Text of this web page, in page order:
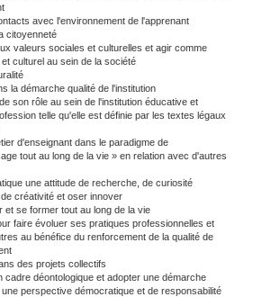
avec l'environnement de l'apprenant
citoyenneté
valeurs sociales et culturelles et agir comme
culturel au sein de la société
la démarche qualité de l'institution
son rôle au sein de l'institution éducative et
telle qu'elle est définie par les textes légaux
d'enseignant dans le paradigme de
tout au long de la vie » en relation avec d'autres
une attitude de recherche, de curiosité
créativité et oser innover
et se former tout au long de la vie
faire évoluer ses pratiques professionnelles et
au bénéfice du renforcement de la qualité de
des projets collectifs
cadre déontologique et adopter une démarche
perspective démocratique et de responsabilité